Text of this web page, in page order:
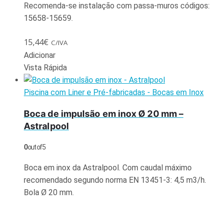
Recomenda-se instalação com passa-muros códigos:
15658-15659.
15,44€ C/IVA
Adicionar
Vista Rápida
Piscina com Liner e Pré-fabricadas - Bocas em Inox
Boca de impulsão em inox Ø 20 mm –
Astralpool
0out of 5
Boca em inox da Astralpool. Com caudal máximo
recomendado segundo norma EN 13451-3: 4,5 m3/h.
Bola Ø 20 mm.